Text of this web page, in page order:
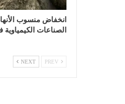
انخفاض منسوب
الصناعات الكيمياوية
NEXT